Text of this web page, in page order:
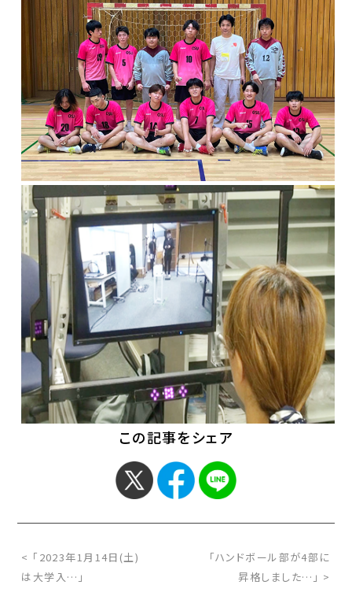
この記事をシェア
< 「2023年1月14日(土)
は大学入…」
「ハンドボール部が4部に
昇格しました…」 >